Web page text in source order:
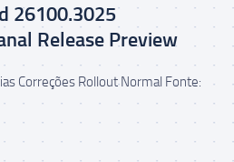
26100.3025
Release Preview
Correções Rollout Normal Fonte: